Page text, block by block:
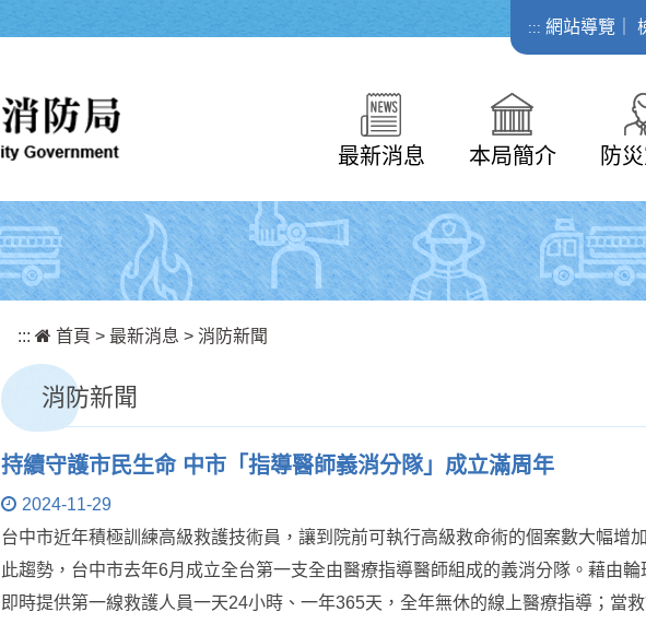
::: 網站導覽
最新消息 本局簡介 防
::: 首頁 > 最新消息 > 消防新聞
消防新聞
持續守護市民生命 中市「指導醫師義消分隊」成立滿周年
2024-11-29
台中市近年積極訓練高級救護技術員，讓到院前可執行高級救命術的個案數大幅增
此趨勢，台中市去年6月成立全台第一支全由醫療指導醫師組成的義消分隊。藉由輪
即時提供第一線救護人員一天24小時、一年365天，全年無休的線上醫療指導；當